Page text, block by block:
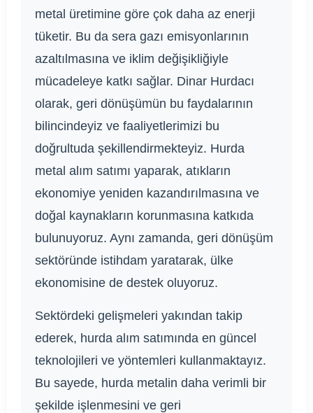
metal üretimine göre çok daha az enerji
tüketir. Bu da sera gazı emisyonlarının
azaltılmasına ve iklim değişikliğiyle
mücadeleye katkı sağlar. Dinar Hurdacı
olarak, geri dönüşümün bu faydalarının
bilincindeyiz ve faaliyetlerimizi bu
doğrultuda şekillendirmekteyiz. Hurda
metal alım satımı yaparak, atıkların
ekonomiye yeniden kazandırılmasına ve
doğal kaynakların korunmasına katkıda
bulunuyoruz. Aynı zamanda, geri dönüşüm
sektöründe istihdam yaratarak, ülke
ekonomisine de destek oluyoruz.
Sektördeki gelişmeleri yakından takip
ederek, hurda alım satımında en güncel
teknolojileri ve yöntemleri kullanmaktayız.
Bu sayede, hurda metalin daha verimli bir
şekilde işlenmesini ve geri